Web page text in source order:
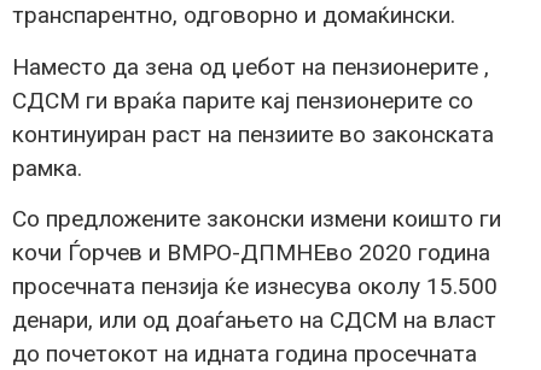
транспарентно, одговорно и домаќински.
Наместо да зена од џебот на пензионерите ,
СДСМ ги враќа парите кај пензионерите со
континуиран раст на пензиите во законската
рамка.
Со предложените законски измени коишто ги
кочи Ѓорчев и ВМРО-ДПМНЕво 2020 година
просечната пензија ќе изнесува околу 15.500
денари, или од доаѓањето на СДСМ на власт
до почетокот на идната година просечната